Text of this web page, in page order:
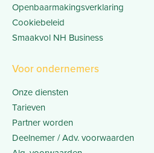
Openbaarmakingsverklaring
Cookiebeleid
Smaakvol NH Business
Voor ondernemers
Onze diensten
Tarieven
Partner worden
Deelnemer / Adv. voorwaarden